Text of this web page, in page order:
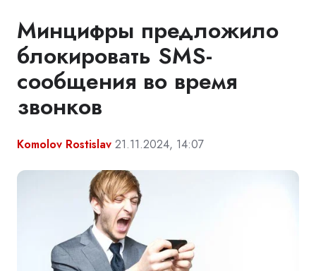
Минцифры предложило
блокировать SMS-
сообщения во время
звонков
Komolov Rostislav 21.11.2024, 14:07